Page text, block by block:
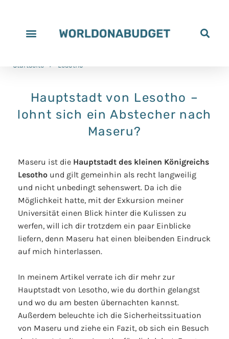
Startseite > Lesotho
Hauptstadt von Lesotho –
lohnt sich ein Abstecher nach
Maseru?
Maseru ist die Hauptstadt des kleinen Königreichs
Lesotho und gilt gemeinhin als recht langweilig
und nicht unbedingt sehenswert. Da ich die
Möglichkeit hatte, mit der Exkursion meiner
Universität einen Blick hinter die Kulissen zu
werfen, will ich dir trotzdem ein paar Einblicke
liefern, denn Maseru hat einen bleibenden Eindruck
auf mich hinterlassen.
In meinem Artikel verrate ich dir mehr zur
Hauptstadt von Lesotho, wie du dorthin gelangst
und wo du am besten übernachten kannst.
Außerdem beleuchte ich die Sicherheitssituation
von Maseru und ziehe ein Fazit, ob sich ein Besuch